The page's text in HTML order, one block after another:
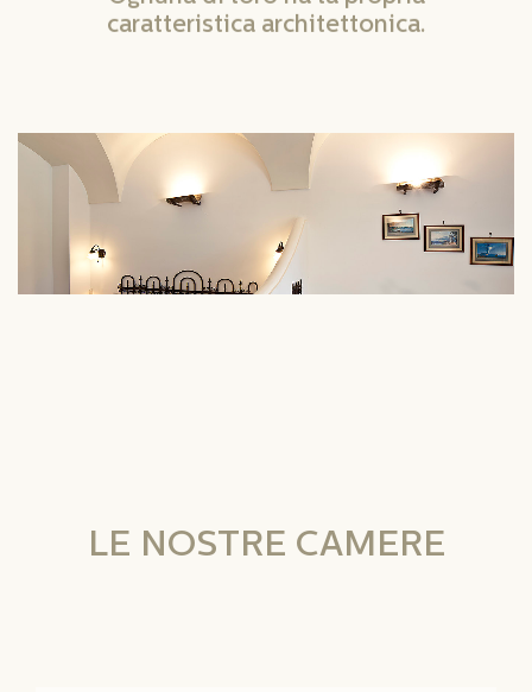
caratteristica architettonica.
LE NOSTRE CAMERE